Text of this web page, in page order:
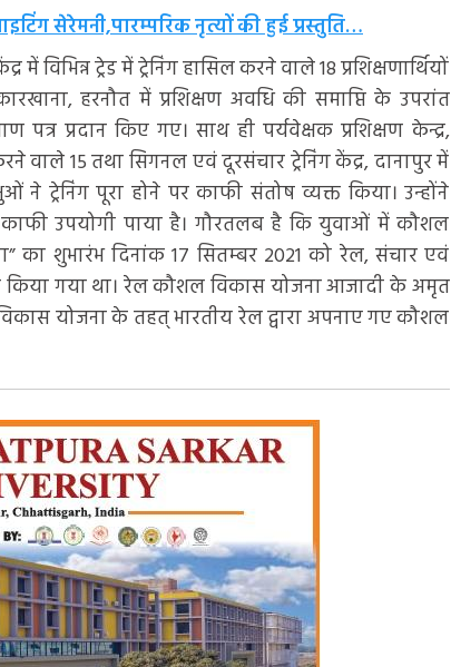
सेरेमनी,पारम्परिक नृत्यों की हुई प्रस्तुति…
ट्रेड में ट्रेनिंग हासिल करने वाले 18 प्रशिक्षणार्थियों
हरनौत में प्रशिक्षण अवधि की समाप्ति के उपरांत
प्रदान किए गए। साथ ही पर्यवेक्षक प्रशिक्षण केन्द्र,
वाले 15 तथा सिगनल एवं दूरसंचार ट्रेनिंग केंद्र, दानापुर में
ने ट्रेनिंग पूरा होने पर काफी संतोष व्यक्त किया। उन्होंने
काफी उपयोगी पाया है। गौरतलब है कि युवाओं में कौशल
शुभारंभ दिनांक 17 सितम्बर 2021 को रेल, संचार एवं
किया गया था। रेल कौशल विकास योजना आजादी के अमृत
योजना के तहत् भारतीय रेल द्वारा अपनाए गए कौशल